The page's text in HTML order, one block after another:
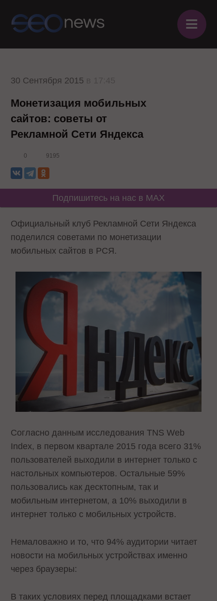
≡
30 Сентября 2015
Монетизация мобильных
сайтов: советы от
Рекламной Сети Яндекса
0 9195
Подпишитесь на нас в MAX
Официальный клуб Рекламной Сети Яндекса
поделился советами по монетизации
мобильных сайтов в РСЯ.
Согласно данным исследования TNS Web
Index, в первом квартале 2015 года всего 31%
пользователей выходили в интернет только с
настольных компьютеров. Остальные 59%
пользовались как десктопным, так и
мобильным интернетом, а 10% выходили в
интернет только с мобильных устройств.
Немаловажно и то, что 94% аудитории читает
новости на мобильных устройствах именно
через браузеры:
В таких условиях перед площадками встает